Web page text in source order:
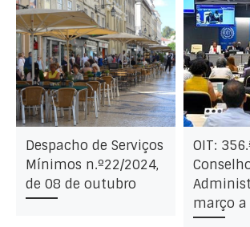
Despacho de Serviços
Mínimos n.º22/2024,
de 08 de outubro
OIT:
março a